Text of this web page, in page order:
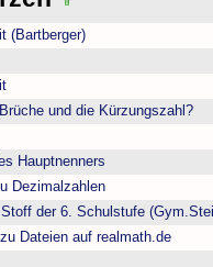
(Bartberger)
und die Kürzungszahl?
Hauptnenners
Dezimalzahlen
der 6. Schulstufe
Dateien auf realmath.de